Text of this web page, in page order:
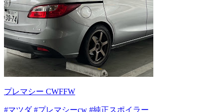
プレマシー CWFFW
#マツダ #プレマシーcw #純正スポイラー